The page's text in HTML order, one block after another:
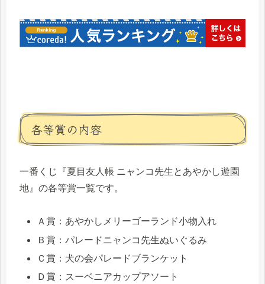
各等賞の内容
一番くじ『夏目友人帳 ニャンコ先生とあやかし遊園
地』の各等賞一覧です。
Ａ賞：あやかしメリーゴーランド小物入れ
Ｂ賞：パレードニャンコ先生ぬいぐるみ
Ｃ賞：犬の会パレードブランケット
Ｄ賞：スーベニアカップアソート